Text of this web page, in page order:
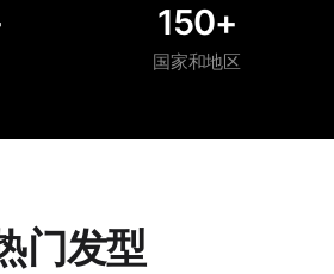
150+
国家和地区
门发型